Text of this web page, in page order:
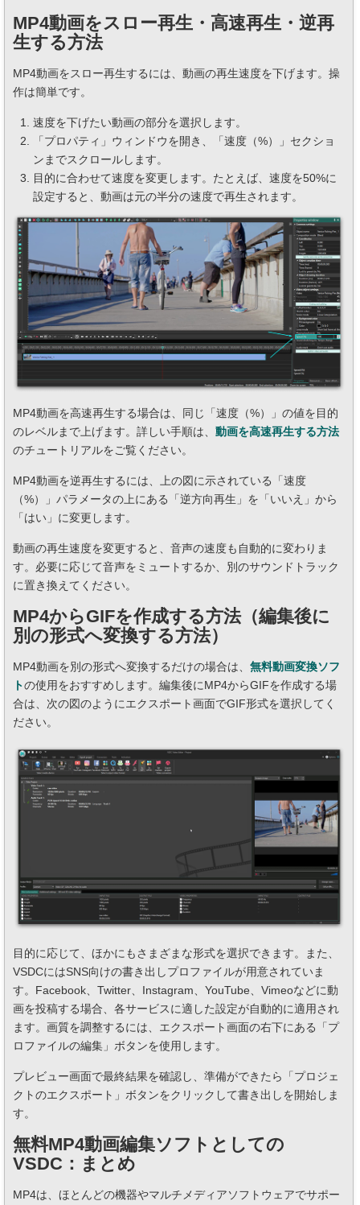
MP4動画をスロー再生・高速再生・逆再
生する方法
MP4動画をスロー再生するには、動画の再生速度を下げます。操
作は簡単です。
速度を下げたい動画の部分を選択します。
「プロパティ」ウィンドウを開き、「速度（%）」セクショ
ンまでスクロールします。
目的に合わせて速度を変更します。たとえば、速度を50%に
設定すると、動画は元の半分の速度で再生されます。
MP4動画を高速再生する場合は、同じ「速度（%）」の値を目的
のレベルまで上げます。詳しい手順は、 動画を高速再生する方法
のチュートリアルをご覧ください。
MP4動画を逆再生するには、上の図に示されている「速度
（%）」パラメータの上にある「逆方向再生」を「いいえ」から
「はい」に変更します。
動画の再生速度を変更すると、音声の速度も自動的に変わりま
す。必要に応じて音声をミュートするか、別のサウンドトラック
に置き換えてください。
MP4からGIFを作成する方法（編集後に
別の形式へ変換する方法）
MP4動画を別の形式へ変換するだけの場合は、 無料動画変換ソフ
トの使用をおすすめします。編集後にMP4からGIFを作成する場
合は、次の図のようにエクスポート画面でGIF形式を選択してく
ださい。
目的に応じて、ほかにもさまざまな形式を選択できます。また、
VSDCにはSNS向けの書き出しプロファイルが用意されていま
す。Facebook、Twitter、Instagram、YouTube、Vimeoなどに動
画を投稿する場合、各サービスに適した設定が自動的に適用され
ます。画質を調整するには、エクスポート画面の右下にある「プ
ロファイルの編集」ボタンを使用します。
プレビュー画面で最終結果を確認し、準備ができたら「プロジェ
クトのエクスポート」ボタンをクリックして書き出しを開始しま
す。
無料MP4動画編集ソフトとしての
VSDC：まとめ
MP4は、ほとんどの機器やマルチメディアソフトウェアでサポー